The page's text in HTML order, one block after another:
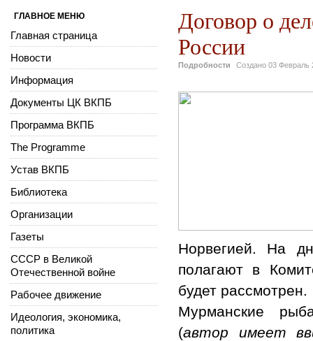
Договор о
России
Подробности Создано 03 Февраль
Норвегией. На
полагают в
будет рассмотрен.
Мурманские
(автор имеет
ГЛАВНОЕ МЕНЮ
Главная страница
Новости
Информация
Документы ЦК ВКПБ
Программа ВКПБ
The Programme
Устав ВКПБ
Библиотека
Организации
Газеты
СССР в Великой
Отечественной войне
Рабочее движение
Идеология, экономика,
политика